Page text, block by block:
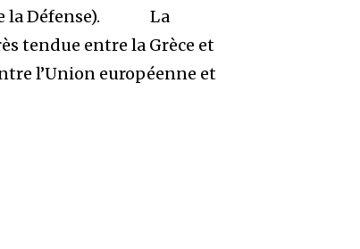
de la Défense). La
tendue entre la Grèce et
l’Union européenne et